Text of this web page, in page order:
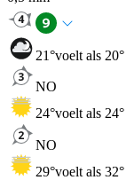
21°voelt als 20°
NO
24°voelt als 24°
NO
29°voelt als 32°